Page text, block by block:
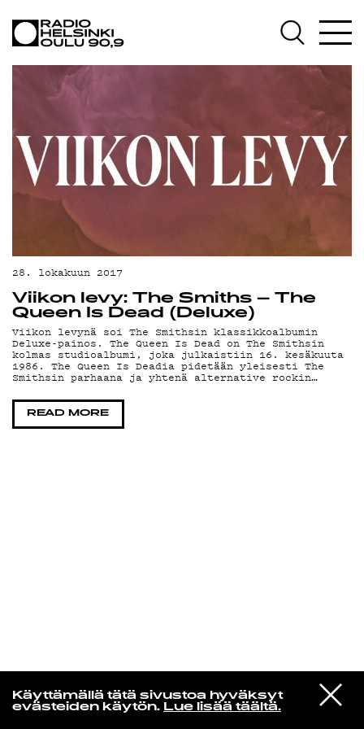
Käyttämällä tätä sivustoa hyväksyt
evästeiden käytön. Lue lisää täältä.
VIESTI
STUDIOON
Glen Hansard
Leave a Light
AJANKOHTAISTA
OHJELMAT
TEKIJÄT
ON-DEMAND
PODCAST
MAINOSTA
YHTEYSTIEDOT
G LIVELAB
YSTÄVÄKLUBI
TIETOSUOJA
KIRJAUDU SISÄÄN
28. lokakuun 2017
Viikon levy: The Smiths – The
Queen Is Dead (Deluxe)
Viikon levynä soi The Smithsin klassikkoalbumin
Deluxe-painos. The Queen Is Dead on The Smithsin
kolmas studioalbumi, joka julkaistiin 16. kesäkuuta
1986. The Queen Is Deadia pidetään yleisesti The
Smithsin parhaana ja yhtenä alternative rockin…
READ MORE